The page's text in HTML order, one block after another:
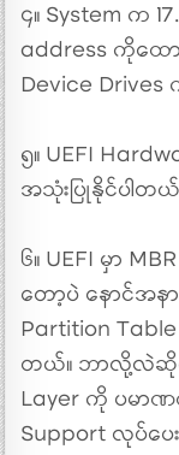
၄။ System က
address ကိုထေ
Device Drives
၅။ UEFI
အသုံးပြုနိုင်ပါတယ်
၆။ UEFI မှာ
တော့ပဲ နောင်အန
Partition
တယ်။ ဘာလို့လဲဆိုတ
Layer ကို ပမာ
Support လုပ်ပေ